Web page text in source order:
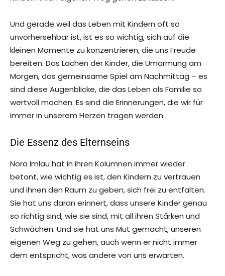
Und gerade weil das Leben mit Kindern oft so
unvorhersehbar ist, ist es so wichtig, sich auf die
kleinen Momente zu konzentrieren, die uns Freude
bereiten. Das Lachen der Kinder, die Umarmung am
Morgen, das gemeinsame Spiel am Nachmittag – es
sind diese Augenblicke, die das Leben als Familie so
wertvoll machen. Es sind die Erinnerungen, die wir für
immer in unserem Herzen tragen werden.
Die Essenz des Elternseins
Nora Imlau hat in ihren Kolumnen immer wieder
betont, wie wichtig es ist, den Kindern zu vertrauen
und ihnen den Raum zu geben, sich frei zu entfalten.
Sie hat uns daran erinnert, dass unsere Kinder genau
so richtig sind, wie sie sind, mit all ihren Stärken und
Schwächen. Und sie hat uns Mut gemacht, unseren
eigenen Weg zu gehen, auch wenn er nicht immer
dem entspricht, was andere von uns erwarten.